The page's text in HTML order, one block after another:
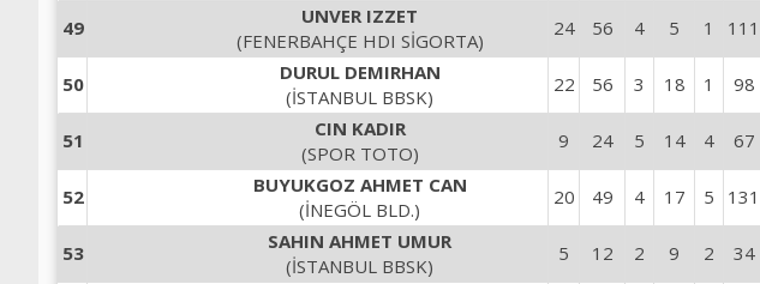
49
UNVER IZZET
(FENERBAHÇE HDI SİGORTA)
24 56 4 5 1 111
50
DURUL DEMIRHAN
(İSTANBUL BBSK)
22 56 3 18 1 98
51
CIN KADIR
(SPOR TOTO)
9 24 5 14 4 67
52
BUYUKGOZ AHMET CAN
(İNEGÖL BLD.)
20 49 4 17 5 131
53
SAHIN AHMET UMUR
(İSTANBUL BBSK)
5 12 2 9 2 34